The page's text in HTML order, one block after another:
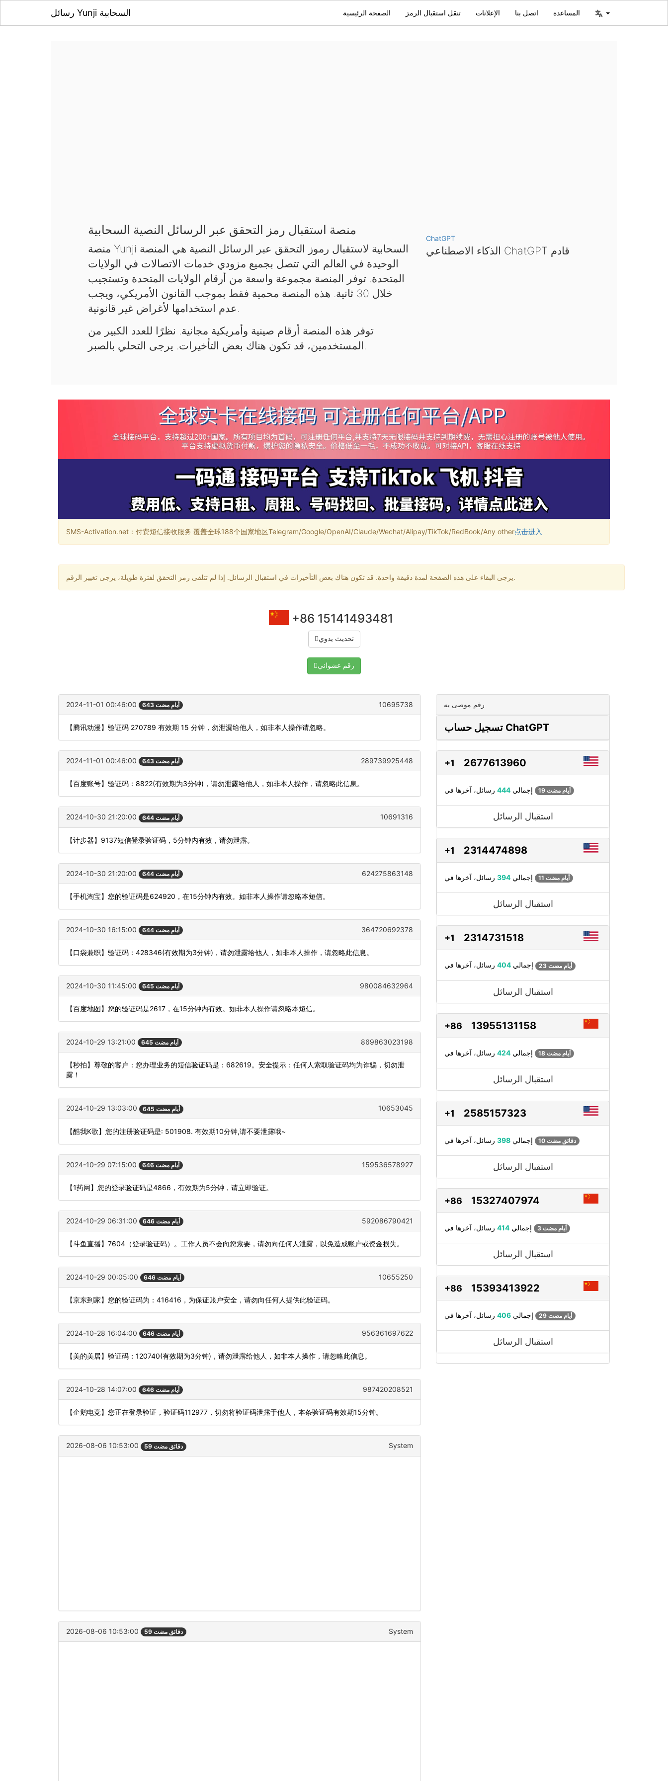
رسائل Yunji السحابية الصفحة الرئيسية تنقل استقبال الرمز الإعلانات اتصل بنا المساعدة
منصة استقبال رمز التحقق عبر الرسائل النصية السحابية
منصة Yunji السحابية لاستقبال رموز التحقق عبر الرسائل النصية هي المنصة
الوحيدة في العالم التي تتصل بجميع مزودي خدمات الاتصالات في الولايات
المتحدة. توفر المنصة مجموعة واسعة من أرقام الولايات المتحدة وتستجيب
خلال 30 ثانية. هذه المنصة محمية فقط بموجب القانون الأمريكي، ويجب
عدم استخدامها لأغراض غير قانونية.
توفر هذه المنصة أرقام صينية وأمريكية مجانية. نظرًا للعدد الكبير من
المستخدمين، قد تكون هناك بعض التأخيرات. يرجى التحلي بالصبر.
ChatGPT
الذكاء الاصطناعي ChatGPT قادم
SMS-Activation.net：付费短信接收服务 覆盖全球188个国家地区Telegram/Google/OpenAI/Claude/Wechat/Alipay/TikTok/RedBook/Any other点击进入
يرجى البقاء على هذه الصفحة لمدة دقيقة واحدة. قد تكون هناك بعض التأخيرات في استقبال الرسائل. إذا لم تتلقى رمز التحقق لفترة طويلة، يرجى تغيير الرقم.
+86 15141493481
تحديث يدوي
رقم عشوائي
2024-11-01 00:46:00 643 أيام مضت 10695738
【腾讯动漫】验证码 270789 有效期 15 分钟，勿泄漏给他人，如非本人操作请忽略。
2024-11-01 00:46:00 643 أيام مضت 289739925448
【百度账号】验证码：8822(有效期为3分钟)，请勿泄露给他人，如非本人操作，请忽略此信息。
2024-10-30 21:20:00 644 أيام مضت 10691316
【计步器】9137短信登录验证码，5分钟内有效，请勿泄露。
2024-10-30 21:20:00 644 أيام مضت 624275863148
【手机淘宝】您的验证码是624920，在15分钟内有效。如非本人操作请忽略本短信。
2024-10-30 16:15:00 644 أيام مضت 364720692378
【口袋兼职】验证码：428346(有效期为3分钟)，请勿泄露给他人，如非本人操作，请忽略此信息。
2024-10-30 11:45:00 645 أيام مضت 980084632964
【百度地图】您的验证码是2617，在15分钟内有效。如非本人操作请忽略本短信。
2024-10-29 13:21:00 645 أيام مضت 869863023198
【秒拍】尊敬的客户：您办理业务的短信验证码是：682619。安全提示：任何人索取验证码均为诈骗，切勿泄
露！
2024-10-29 13:03:00 645 أيام مضت 10653045
【酷我K歌】您的注册验证码是: 501908. 有效期10分钟,请不要泄露哦~
2024-10-29 07:15:00 646 أيام مضت 159536578927
【1药网】您的登录验证码是4866，有效期为5分钟，请立即验证。
2024-10-29 06:31:00 646 أيام مضت 592086790421
【斗鱼直播】7604（登录验证码）。工作人员不会向您索要，请勿向任何人泄露，以免造成账户或资金损失。
2024-10-29 00:05:00 646 أيام مضت 10655250
【京东到家】您的验证码为：416416，为保证账户安全，请勿向任何人提供此验证码。
2024-10-28 16:04:00 646 أيام مضت 956361697622
【美的美居】验证码：120740(有效期为3分钟)，请勿泄露给他人，如非本人操作，请忽略此信息。
2024-10-28 14:07:00 646 أيام مضت 987420208521
【企鹅电竞】您正在登录验证，验证码112977，切勿将验证码泄露于他人，本条验证码有效期15分钟。
2026-08-06 10:53:00 59 دقائق مضت System
2026-08-06 10:53:00 59 دقائق مضت System
رقم موصى به
تسجيل حساب ChatGPT
+1 2677613960
إجمالي 444 19 أيام مضت
استقبال الرسائل
+1 2314474898
إجمالي 394 11 أيام مضت
استقبال الرسائل
+1 2314731518
إجمالي 404 23 أيام مضت
استقبال الرسائل
+86 13955131158
إجمالي 424 18 أيام مضت
استقبال الرسائل
+1 2585157323
إجمالي 398 10 دقائق مضت
استقبال الرسائل
+86 15327407974
إجمالي 414 3 أيام مضت
استقبال الرسائل
+86 15393413922
إجمالي 406 29 أيام مضت
استقبال الرسائل